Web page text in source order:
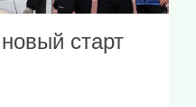
старт